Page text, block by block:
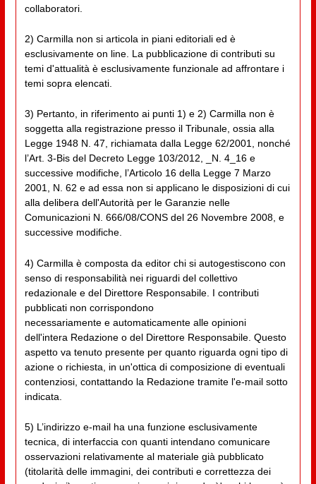
collaboratori.
2) Carmilla non si articola in piani editoriali ed è
esclusivamente on line. La pubblicazione di contributi su
temi d'attualità è esclusivamente funzionale ad affrontare i
temi sopra elencati.
3) Pertanto, in riferimento ai punti 1) e 2) Carmilla non è
soggetta alla registrazione presso il Tribunale, ossia alla
Legge 1948 N. 47, richiamata dalla Legge 62/2001, nonché
l’Art. 3-Bis del Decreto Legge 103/2012, _N. 4_16 e
successive modifiche, l’Articolo 16 della Legge 7 Marzo
2001, N. 62 e ad essa non si applicano le disposizioni di cui
alla delibera dell'Autorità per le Garanzie nelle
Comunicazioni N. 666/08/CONS del 26 Novembre 2008, e
successive modifiche.
4) Carmilla è composta da editor chi si autogestiscono con
senso di responsabilità nei riguardi del collettivo
redazionale e del Direttore Responsabile. I contributi
pubblicati non corrispondono
necessariamente e automaticamente alle opinioni
dell'intera Redazione o del Direttore Responsabile. Questo
aspetto va tenuto presente per quanto riguarda ogni tipo di
azione o richiesta, in un'ottica di composizione di eventuali
contenziosi, contattando la Redazione tramite l'e-mail sotto
indicata.
5) L’indirizzo e-mail ha una funzione esclusivamente
tecnica, di interfaccia con quanti intendano comunicare
osservazioni relativamente al materiale già pubblicato
(titolarità delle immagini, dei contributi e correttezza dei